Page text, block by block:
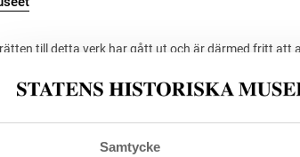
Samtycke
till detta verk har gått ut och är därmed fritt att
gärna upphovsperson om denne är känd. Public
media/6624FEA1-7593-489D-A3EC-